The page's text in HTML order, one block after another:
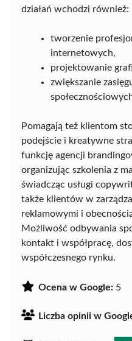
działań wchodzi również:
tworzenie
internetowych,
projektowanie
zwiększanie
Pomagają też klientom
podejście i kreatywne
funkcję agencji
organizując szkolenia z
świadcząc usługi
także klientów w
reklamowymi i
Możliwość odbywania
kontakt i współpracę,
współczesnego rynku.
Ocena w Google: 5
Liczba opinii w